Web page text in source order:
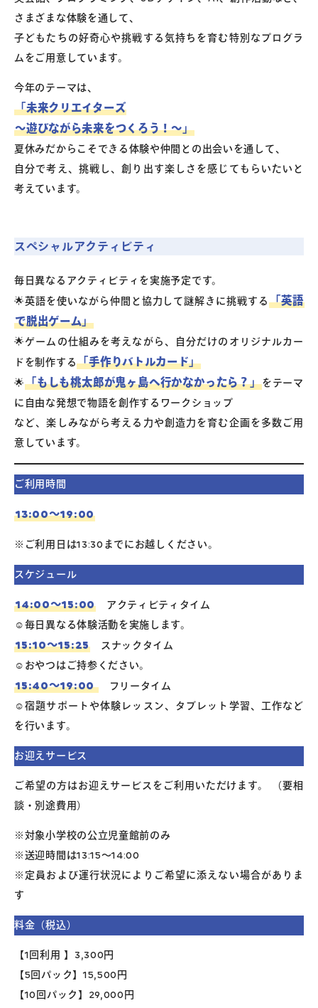
さまざまな体験を通して、
子どもたちの好奇心や挑戦する気持ちを育む特別なプログラ
ムをご用意しています。
今年のテーマは、
「未来クリエイターズ
～遊びながら未来をつくろう！～」
夏休みだからこそできる体験や仲間との出会いを通して、
自分で考え、挑戦し、創り出す楽しさを感じてもらいたいと
考えています。
スペシャルアクティビティ
毎日異なるアクティビティを実施予定です。
🌟英語を使いながら仲間と協力して謎解きに挑戦する「英語
で脱出ゲーム」
🌟ゲームの仕組みを考えながら、自分だけのオリジナルカー
ドを制作する「手作りバトルカード」
🌟「もしも桃太郎が鬼ヶ島へ行かなかったら？」をテーマ
に自由な発想で物語を創作するワークショップ
など、楽しみながら考える力や創造力を育む企画を多数ご用
意しています。
ご利用時間
13:00～19:00
※ご利用日は13:30までにお越しください。
スケジュール
14:00～15:00 アクティビティタイム
☺︎毎日異なる体験活動を実施します。
15:10～15:25 スナックタイム
☺︎おやつはご持参ください。
15:40～19:00フリータイム
☺︎宿題サポートや体験レッスン、タブレット学習、工作など
を行います。
お迎えサービス
ご希望の方はお迎えサービスをご利用いただけます。 （要相
談・別途費用）
※対象小学校の公立児童館前のみ
※送迎時間は13:15～14:00
※定員および運行状況によりご希望に添えない場合がありま
す
料金（税込）
【1回利用 】3,300円
【5回パック】15,500円
【10回パック】29,000円